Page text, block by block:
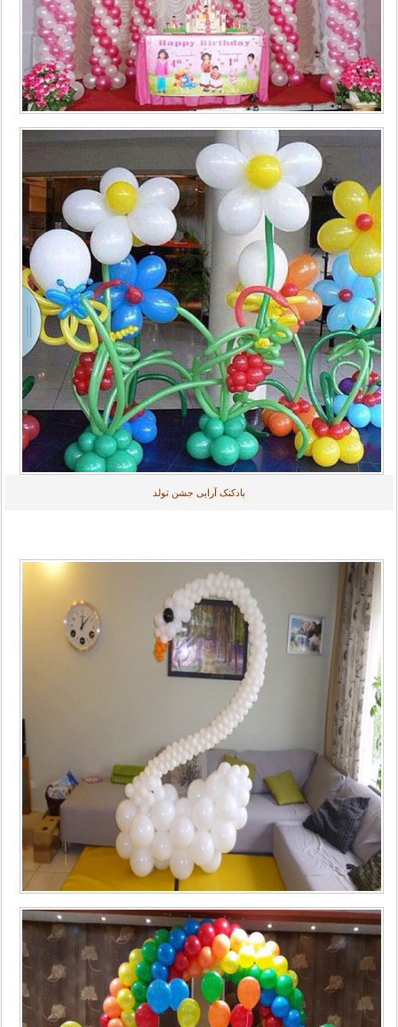
بادکنک آرایی جشن تولد